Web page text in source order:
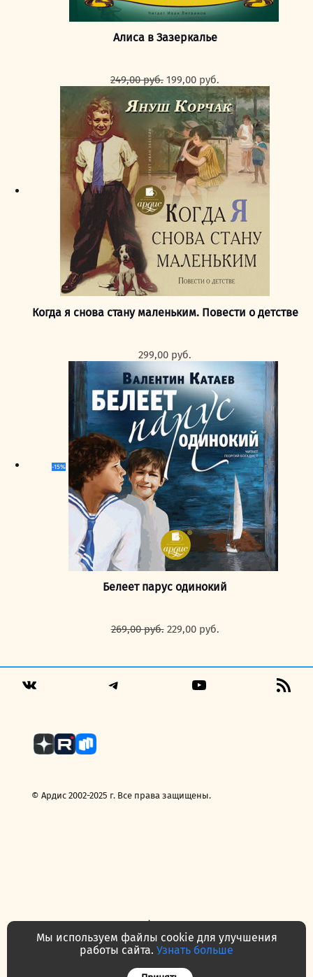
Алиса в Зазеркалье
249,00руб. Первоначальная
цена
составляла
249,00 руб..
199,00 руб.
цена:
199,00 руб..
Когда я снова стану маленьким. Повести о детстве
299,00 руб.
-15%
Белеет парус одинокий
269,00руб. Первоначальная
269,00 руб..
229,00 руб.
© Ардис 2002-2025 г. Все права защищены.
Политика конфиденциальности
Договор — публичная оферта
Часто задаваемые вопросы
Контакты
Мы используем файлы cookie для улучшения
работы сайта. Узнать больше